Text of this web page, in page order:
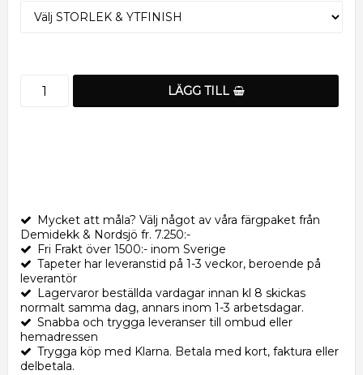
LÄGG TILL
Mycket att måla? Välj något av våra färgpaket från
Demidekk & Nordsjö fr. 7.250:-
Fri Frakt över 1500:- inom Sverige
Tapeter har leveranstid på 1-3 veckor, beroende på
leverantör
Lagervaror beställda vardagar innan kl 8 skickas
normalt samma dag, annars inom 1-3 arbetsdagar.
Snabba och trygga leveranser till ombud eller
hemadressen
Trygga köp med Klarna. Betala med kort, faktura eller
delbetala.